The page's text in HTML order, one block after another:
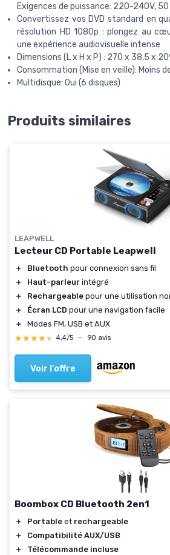
Exigences de puissance: 220-240V,
Convertissez vos DVD standard en
résolution HD 1080p : plongez au
une expérience audiovisuelle intense
Dimensions (L x H x P) : 270 x 38,5 x
Consommation (Mise en veille): Moins
Multidisque: Oui (6 disques)
Produits similaires
LEAPWELL
Lecteur CD Portable Leapwell
＋ Bluetooth pour connexion sans fil
＋
Haut-parleur intégré
＋
Rechargeable pour une utilisation
＋
Écran LCD pour une navigation facile
＋
Modes FM, USB et AUX
★★★★★
★★★★★ 4,4/5 — 90 avis
Voir l'offre
Boombox CD Bluetooth 2en1
＋ Portable et rechargeable
＋
Compatibilité AUX/USB
＋
Télécommande incluse